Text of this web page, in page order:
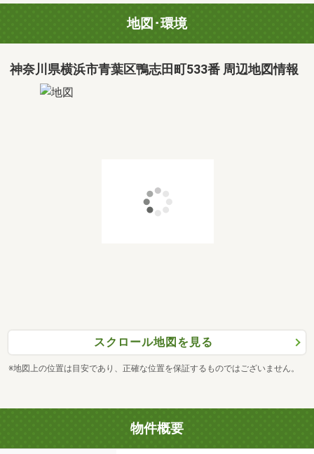
地図･環境
神奈川県横浜市青葉区鴨志田町533番 周辺地図情報
スクロール地図を見る
※地図上の位置は目安であり、正確な位置を保証するものではございません。
物件概要